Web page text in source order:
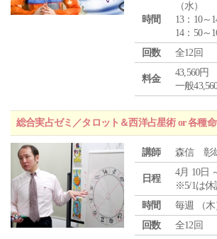
時間
（水）
13：10～
14：50～
回数
全12回
料金
43,560円
一般
総合実占ゼミ／タロット＆西洋占星術 or 各種
講師 森信 彰
日程
4月 10日
※5/1は休
時間
毎週 （木
回数
全12回